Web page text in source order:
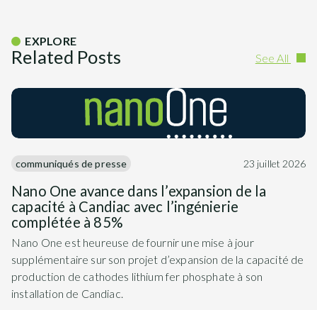
EXPLORE
Related Posts See All
communiqués de presse 23 juillet 2026
Nano One avance dans l’expansion de la
capacité à Candiac avec l’ingénierie
complétée à 85%
Nano One est heureuse de fournir une mise à jour
supplémentaire sur son projet d’expansion de la capacité de
production de cathodes lithium fer phosphate à son
installation de Candiac.